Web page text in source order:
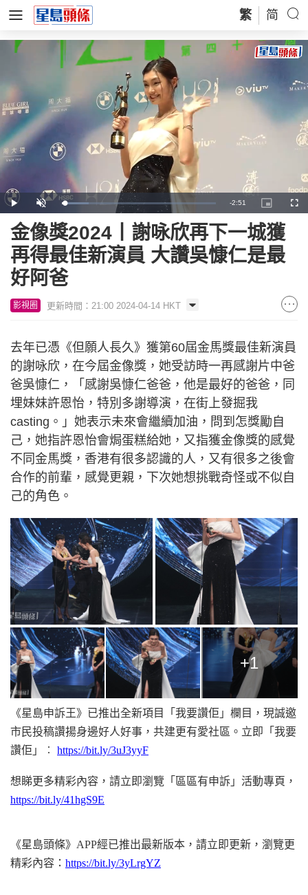
繁 简
Play Unmute Loaded:
17.49%
Remaining
-2:51
Picture-
in-
金像獎2024丨謝咏欣再下一城獲
再得最佳新演員 大讚吳慷仁是最
好阿爸
影視圈 更新時間：21:00 2024-04-14 HKT
去年已憑《但願人長久》獲第60屆金馬獎最佳新演員
的謝咏欣，在今屆金像獎，她受訪時一再感謝片中爸
爸吳慷仁，「感謝吳慷仁爸爸，他是最好的爸爸，同
埋妹妹許恩怡，特別多謝導演，在街上發掘我
casting。」她表示未來會繼續加油，問到怎獎勵自
己，她指許恩怡會焗蛋糕給她，又指獲金像獎的感覺
不同金馬獎，香港有很多認識的人，又有很多之後會
合作的前輩，感覺更親，下次她想挑戰奇怪或不似自
己的角色。
+1
《星島申訴王》已推出全新項目「我要讚佢」欄目，現誠邀
市民投稿讚揚身邊好人好事，共建更有愛社區。立即「我要
讚佢」︰ https://bit.ly/3uJ3yyF
想睇更多精彩內容，請立即瀏覽「區區有申訴」活動專頁，
https://bit.ly/41hgS9E
《星島頭條》APP經已推出最新版本，請立即更新，瀏覽更
精彩內容： https://bit.ly/3yLrgYZ